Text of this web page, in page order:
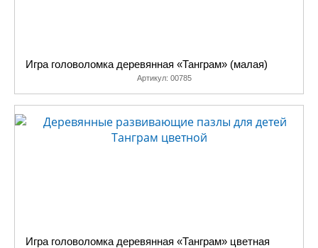
Игра головоломка деревянная «Танграм» (малая)
Артикул: 00785
Игра головоломка деревянная «Танграм» цветная